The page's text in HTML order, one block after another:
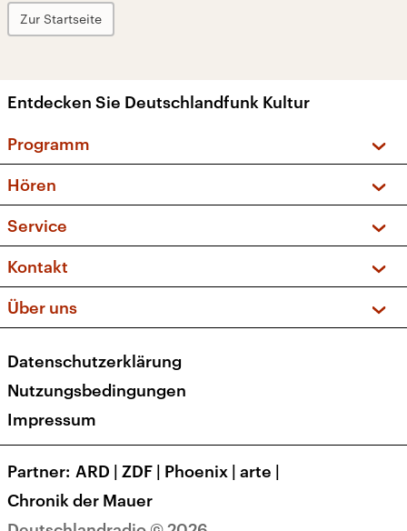
Zur Startseite
Entdecken Sie Deutschlandfunk Kultur
Programm
Sendungen und Podcasts
Musikliste
Kakadu – Das Kinderprogramm
Hören
Frequenzen (UKW + DAB+)
Service
FAQ
Apps
Newsletter
Veranstaltungen
Kontakt
Social Media
Über uns
Presse
Karriere
Transparenz
Datenschutzerklärung
Nutzungsbedingungen
Impressum
Partner ARD | ZDF | Phoenix | arte |
Chronik der Mauer